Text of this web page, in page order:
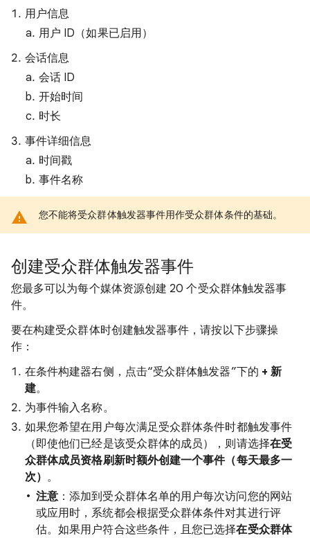
用户信息
用户 ID（如果已启用）
会话信息
会话 ID
开始时间
时长
事件详细信息
时间戳
事件名称
您不能将受众群体触发器事件用作受众群体条件的基础。
创建受众群体触发器事件
您最多可以为每个媒体资源创建 20 个受众群体触发器事
件。
要在构建受众群体时创建触发器事件，请按以下步骤操
作：
在条件构建器右侧，点击“受众群体触发器”下的 + 新
建。
为事件输入名称。
如果您希望在用户每次满足受众群体条件时都触发事件
（即使他们已经是该受众群体的成员），则请选择在受
众群体成员资格刷新时额外创建一个事件（每天最多一
次） 。
注意 ：添加到受众群体名单的用户每次访问您的网站
或应用时，系统都会根据受众群体条件对其进行评
估。如果用户符合这些条件，且您已选择在受众群体